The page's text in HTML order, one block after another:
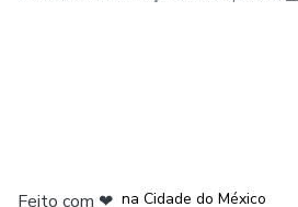
Feito com ❤ na Cidade do México